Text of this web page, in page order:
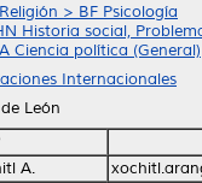
> BF Psicología
Historia social,
Ciencia política (General)
Internacionales
León
A.